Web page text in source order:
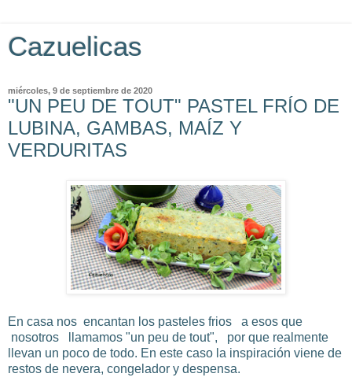
Cazuelicas
miércoles, 9 de septiembre de 2020
"UN PEU DE TOUT" PASTEL FRÍO DE
LUBINA, GAMBAS, MAÍZ Y
VERDURITAS
En casa nos encantan los pasteles frios a esos que
nosotros llamamos "un peu de tout", por que realmente
llevan un poco de todo. En este caso la inspiración viene de
restos de nevera, congelador y despensa.